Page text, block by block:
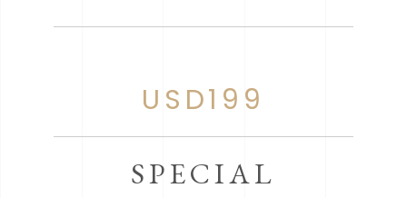
USD199
SPECIAL